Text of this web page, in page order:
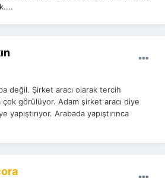
değil. Şirket aracı olarak tercih
çok görülüyor. Adam şirket aracı diye
yapıştırıyor. Arabada yapıştırınca